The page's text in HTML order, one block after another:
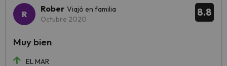
8.8
Rober Viajó en familia
Octubre 2020
EL MAR
Muy bien